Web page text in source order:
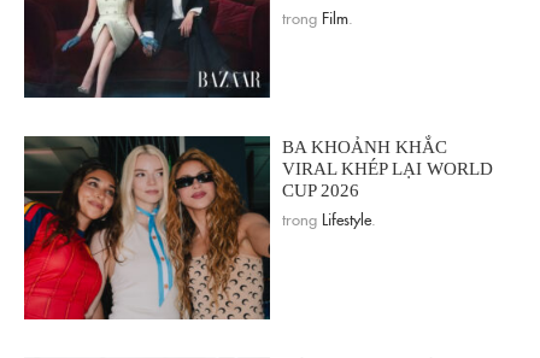
trong Film
BA KHOẢNH KHẮC
VIRAL KHÉP LẠI WORLD
CUP 2026
trong Lifestyle